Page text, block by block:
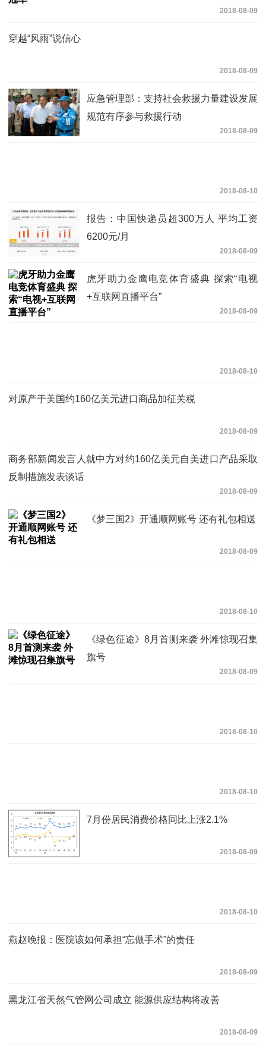
2018-08-09
穿越“风雨”说信心
2018-08-09
应急管理部：支持社会救援力量建设发展
规范有序参与救援行动
2018-08-09
2018-08-10
报告：中国快递员超300万人 平均工资
6200元/月
2018-08-09
虎牙助力金鹰电竞体育盛典 探索“电视
+互联网直播平台”
2018-08-09
2018-08-10
对原产于美国约160亿美元进口商品加征关税
2018-08-09
商务部新闻发言人就中方对约160亿美元自美进口产品采取
反制措施发表谈话
2018-08-09
《梦三国2》开通顺网账号 还有礼包相送
2018-08-09
2018-08-10
《绿色征途》8月首测来袭 外滩惊现召集
旗号
2018-08-09
2018-08-10
2018-08-10
7月份居民消费价格同比上涨2.1%
2018-08-09
2018-08-10
燕赵晚报：医院该如何承担“忘做手术”的责任
2018-08-09
黑龙江省天然气管网公司成立 能源供应结构将改善
2018-08-09